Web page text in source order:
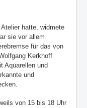
hatte, widmete
sie vor allem
für das von
Kerkhoff
Aquarellen und
und
von 15 bis 18 Uhr